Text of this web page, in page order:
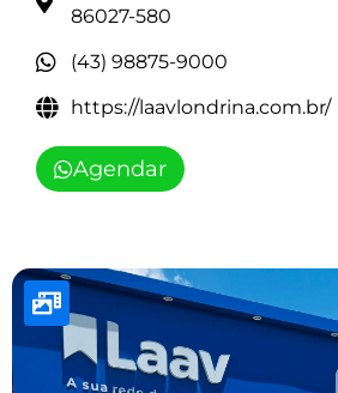
86027-580
(43) 98875-9000
https://laavlondrina.com.br/
Agendar